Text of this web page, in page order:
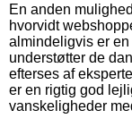
En anden
hvorvidt
almindeligvis er
understøtter de
efterses af
er en rigtig god
vanskeligheder